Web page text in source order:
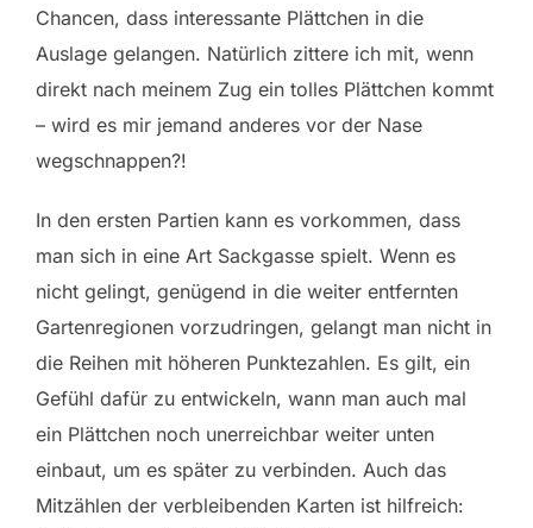
Chancen, dass interessante Plättchen in die
Auslage gelangen. Natürlich zittere ich mit, wenn
direkt nach meinem Zug ein tolles Plättchen kommt
– wird es mir jemand anderes vor der Nase
wegschnappen?!
In den ersten Partien kann es vorkommen, dass
man sich in eine Art Sackgasse spielt. Wenn es
nicht gelingt, genügend in die weiter entfernten
Gartenregionen vorzudringen, gelangt man nicht in
die Reihen mit höheren Punktezahlen. Es gilt, ein
Gefühl dafür zu entwickeln, wann man auch mal
ein Plättchen noch unerreichbar weiter unten
einbaut, um es später zu verbinden. Auch das
Mitzählen der verbleibenden Karten ist hilfreich: